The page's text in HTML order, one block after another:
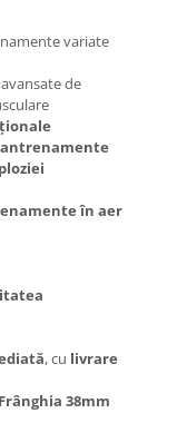
variate
de
în aer
, cu livrare
38mm